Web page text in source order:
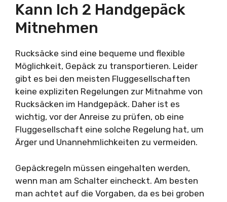
Kann Ich 2 Handgepäck
Mitnehmen
Rucksäcke sind eine bequeme und flexible
Möglichkeit, Gepäck zu transportieren. Leider
gibt es bei den meisten Fluggesellschaften
keine expliziten Regelungen zur Mitnahme von
Rucksäcken im Handgepäck. Daher ist es
wichtig, vor der Anreise zu prüfen, ob eine
Fluggesellschaft eine solche Regelung hat, um
Ärger und Unannehmlichkeiten zu vermeiden.
Gepäckregeln müssen eingehalten werden,
wenn man am Schalter eincheckt. Am besten
man achtet auf die Vorgaben, da es bei groben